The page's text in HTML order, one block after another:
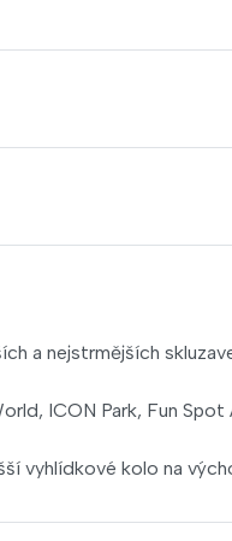
a nejstrmějších
ICON Park, Fun
vyhlídkové kolo na